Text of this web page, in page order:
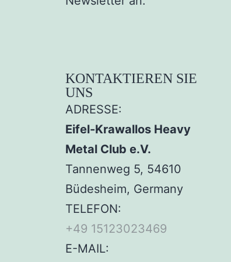
KONTAKTIEREN SIE
UNS
ADRESSE:
Eifel-Krawallos Heavy
Metal Club e.V.
Tannenweg 5, 54610
Büdesheim, Germany
TELEFON:
+49 15123023469‬
E-MAIL: